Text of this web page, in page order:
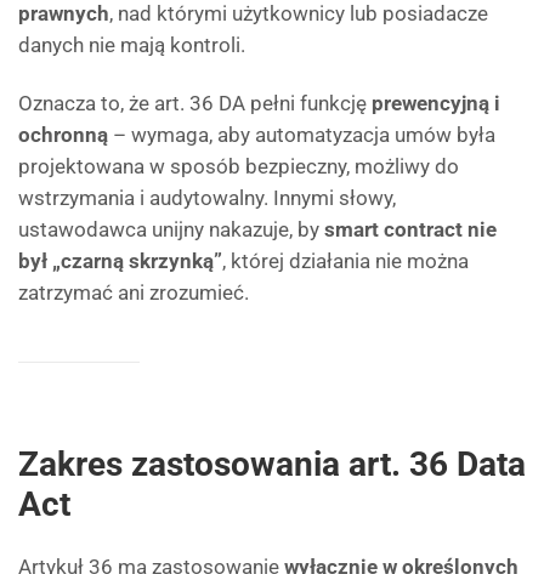
prawnych, nad którymi użytkownicy lub posiadacze
danych nie mają kontroli.
Oznacza to, że art. 36 DA pełni funkcję prewencyjną i
ochronną – wymaga, aby automatyzacja umów była
projektowana w sposób bezpieczny, możliwy do
wstrzymania i audytowalny. Innymi słowy,
ustawodawca unijny nakazuje, by smart contract nie
był „czarną skrzynką”, której działania nie można
zatrzymać ani zrozumieć.
Zakres zastosowania art. 36 Data
Act
Artykuł 36 ma zastosowanie wyłącznie w określonych